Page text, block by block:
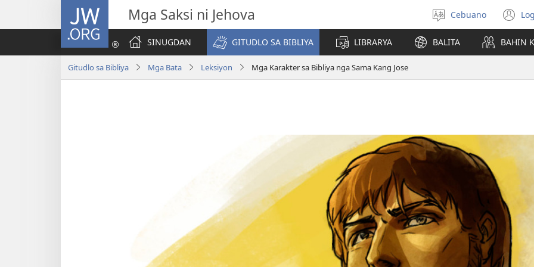
JW.ORG Mga Saksi ni Jehova
Pagpilig
pinulongan
Cebuano
SINUGDAN
GITUDLO SA BIBLIYA LIBRARYA BALITA BAHIN
Gitudlo sa Bibliya Mga Bata Leksiyon Mga Karakter sa Bibliya nga Sama Kang Jose